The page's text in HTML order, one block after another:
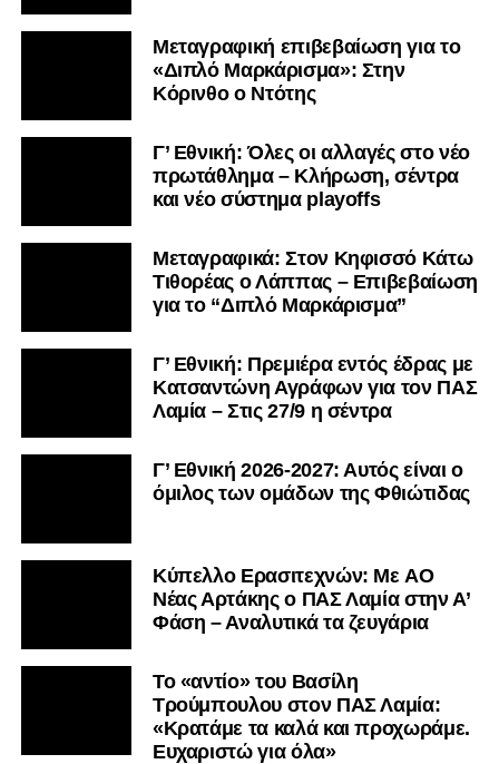
Μεταγραφική επιβεβαίωση για το
«Διπλό Μαρκάρισμα»: Στην
Κόρινθο ο Ντότης
Γ’ Εθνική: Όλες οι αλλαγές στο νέο
πρωτάθλημα – Κλήρωση, σέντρα
και νέο σύστημα playoffs
Μεταγραφικά: Στον Κηφισσό Κάτω
Τιθορέας ο Λάππας – Επιβεβαίωση
για το “Διπλό Μαρκάρισμα”
Γ’ Εθνική: Πρεμιέρα εντός έδρας με
Κατσαντώνη Αγράφων για τον ΠΑΣ
Λαμία – Στις 27/9 η σέντρα
Γ’ Εθνική 2026-2027: Αυτός είναι ο
όμιλος των ομάδων της Φθιώτιδας
Kύπελλο Ερασιτεχνών: Με AO
Nέας Αρτάκης ο ΠΑΣ Λαμία στην Α’
Φάση – Αναλυτικά τα ζευγάρια
Το «αντίο» του Βασίλη
Τρούμπουλου στον ΠΑΣ Λαμία:
«Κρατάμε τα καλά και προχωράμε.
Ευχαριστώ για όλα»